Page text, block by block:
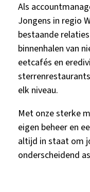
Als
Jongens in regio
bestaande
binnenhalen van
eetcafés en
elk niveau.
Met onze sterke
eigen beheer en
altijd in staat om
onderscheidend